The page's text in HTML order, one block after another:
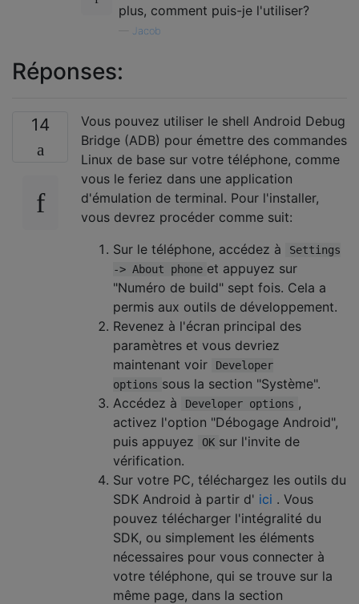
plus, comment puis-je l'utiliser?
Jacob
Réponses:
14
Vous pouvez utiliser le shell Android Debug
Bridge (ADB) pour émettre des commandes
Linux de base sur votre téléphone, comme
vous le feriez dans une application
d'émulation de terminal. Pour l'installer,
vous devrez procéder comme suit:
Sur le téléphone, accédez à
Settings
-> About phone et appuyez sur
"Numéro de build" sept fois. Cela a
permis aux outils de développement.
Revenez à l'écran principal des
paramètres et vous devriez
maintenant voir
Developer
options sous la section "Système".
Accédez à
Developer options ,
activez l'option "Débogage Android",
puis appuyez
OK sur l'invite de
vérification.
Sur votre PC, téléchargez les outils du
SDK Android à partir d' ici . Vous
pouvez télécharger l'intégralité du
SDK, ou simplement les éléments
nécessaires pour vous connecter à
votre téléphone, qui se trouve sur la
même page, dans la section